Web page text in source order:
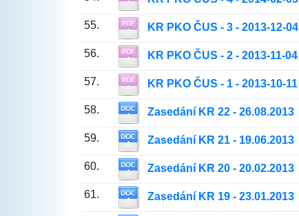
55. KR PKO ČUS - 3 - 2013-12-04
56. KR PKO ČUS - 2 - 2013-11-04
57. KR PKO ČUS - 1 - 2013-10-11
58. Zasedání KR 22 - 26.08.2013
59. Zasedání KR 21 - 19.06.2013
60. Zasedání KR 20 - 20.02.2013
61. Zasedání KR 19 - 23.01.2013